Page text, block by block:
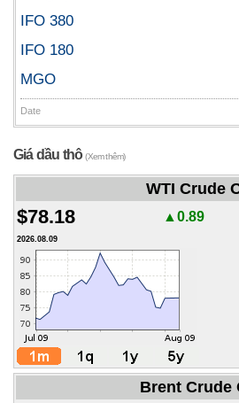
IFO 380
IFO 180
MGO
Date
Giá dầu thô(Xem thêm)
WTI Crude
$78.18 ▲0.89
2026.08.09
Brent Crude